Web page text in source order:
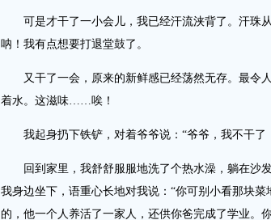
可是才干了一小会儿，我已经汗流浃背了。汗珠
呐！我有点想要打退堂鼓了。
又干了一会，原来的新鲜感已经荡然无存。最令
着水。这滋味……唉！
我起身扔下铁铲，对着爷爷说：“爷爷，我不干了
回到家里，我舒舒服服地洗了个热水澡，躺在沙
我身边坐下，语重心长地对我说：“你可别小看那块
的，他一个人养活了一家人，还供你爸完成了学业。